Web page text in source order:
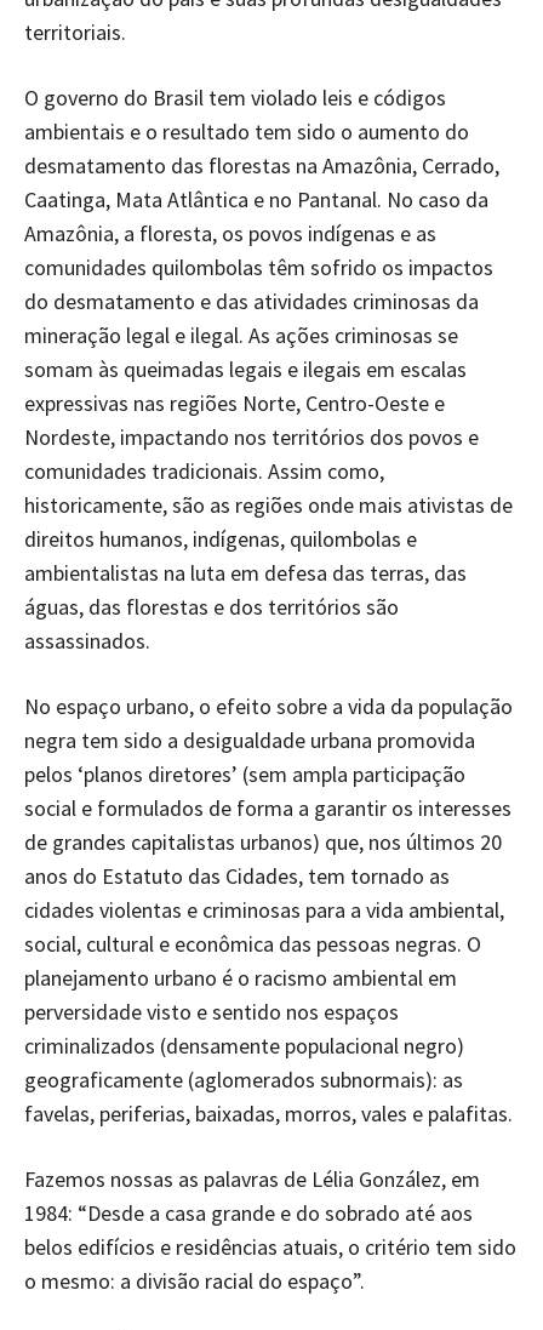
territoriais.
O governo do Brasil tem violado leis e códigos
ambientais e o resultado tem sido o aumento do
desmatamento das florestas na Amazônia, Cerrado,
Caatinga, Mata Atlântica e no Pantanal. No caso da
Amazônia, a floresta, os povos indígenas e as
comunidades quilombolas têm sofrido os impactos
do desmatamento e das atividades criminosas da
mineração legal e ilegal. As ações criminosas se
somam às queimadas legais e ilegais em escalas
expressivas nas regiões Norte, Centro-Oeste e
Nordeste, impactando nos territórios dos povos e
comunidades tradicionais. Assim como,
historicamente, são as regiões onde mais ativistas de
direitos humanos, indígenas, quilombolas e
ambientalistas na luta em defesa das terras, das
águas, das florestas e dos territórios são
assassinados.
No espaço urbano, o efeito sobre a vida da população
negra tem sido a desigualdade urbana promovida
pelos ‘planos diretores’ (sem ampla participação
social e formulados de forma a garantir os interesses
de grandes capitalistas urbanos) que, nos últimos 20
anos do Estatuto das Cidades, tem tornado as
cidades violentas e criminosas para a vida ambiental,
social, cultural e econômica das pessoas negras. O
planejamento urbano é o racismo ambiental em
perversidade visto e sentido nos espaços
criminalizados (densamente populacional negro)
geograficamente (aglomerados subnormais): as
favelas, periferias, baixadas, morros, vales e palafitas.
Fazemos nossas as palavras de Lélia González, em
1984: “Desde a casa grande e do sobrado até aos
belos edifícios e residências atuais, o critério tem sido
o mesmo: a divisão racial do espaço”.